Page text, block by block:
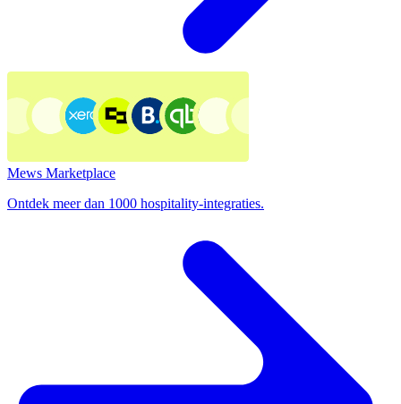
Mews Marketplace
Ontdek meer dan 1000 hospitality-integraties.